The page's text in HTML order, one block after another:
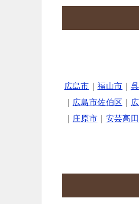
広島市 ｜福山市
広島市佐伯区
庄原市 安芸高